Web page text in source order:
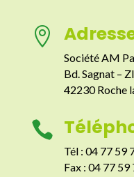

Société AM
Bd. Sagnat –
42230 Roche

Tél : 04 77 59
Fax : 04 77 59